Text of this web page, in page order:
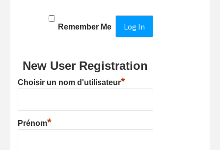
Remember Me
New User Registration
Choisir un nom d'utilisateur*
Prénom*